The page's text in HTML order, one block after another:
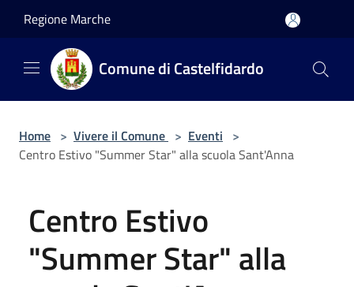
Regione Marche
Comune di Castelfidardo
Home > Vivere il Comune > Eventi >
Centro Estivo "Summer Star" alla scuola Sant'Anna
Centro Estivo
"Summer Star" alla